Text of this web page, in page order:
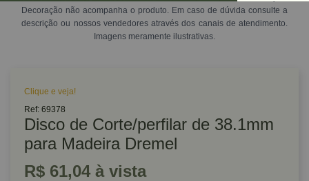
Decoração não acompanha o produto. Em caso de dúvida consulte a
descrição ou nossos vendedores através dos canais de atendimento.
Imagens meramente ilustrativas.
Clique e veja!
Ref: 69378
Disco de Corte/perfilar de 38.1mm
para Madeira Dremel
R$ 61,04 à vista